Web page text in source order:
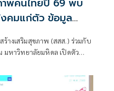
คมแก่ตัว ข้อมูล
างเสริมสุขภาพ (สสส.) ร่วมกับ
มหาวิทยาลัยมหิดล เปิดตัว
ายใต้แนวคิด “การเปลี่ยนแปลง
” ที่สะท้อนแนวโน้มการเกิด